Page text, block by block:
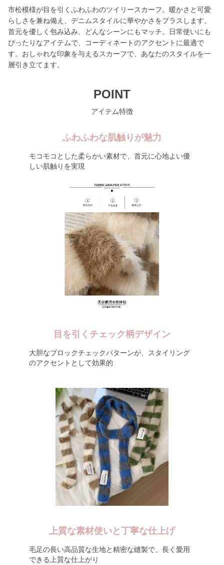
市松模様が目を引くふわふわのツイリースカーフ。暖かさと可愛
らしさを兼ね備え、デニムスタイルに華やかさをプラスします。
首元を優しく包み込み、どんなシーンにもマッチ。日常使いにも
ぴったりなアイテムで、コーディネートのアクセントに最適で
す。おしゃれな印象を与えるスカーフで、あなたのスタイルを一
層引き立てます。
POINT
アイテム特徴
ふわふわな肌触りが魅力
モコモコとした柔らかい素材で、首元に心地よい優
しい肌触りを実現
目を引くチェック柄デザイン
大胆なブロックチェックパターンが、スタイリング
のアクセントとして効果的
上質な素材使いと丁寧な仕上げ
毛足の長い高品質な生地と精密な縫製で、長く愛用
できる上質な仕上がり